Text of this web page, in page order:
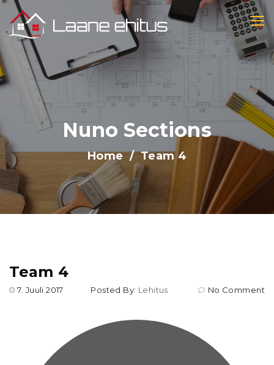
Nuno Sections
Home Team 4
Team 4
7. Juuli 2017 Posted By: Lehitus No Comment